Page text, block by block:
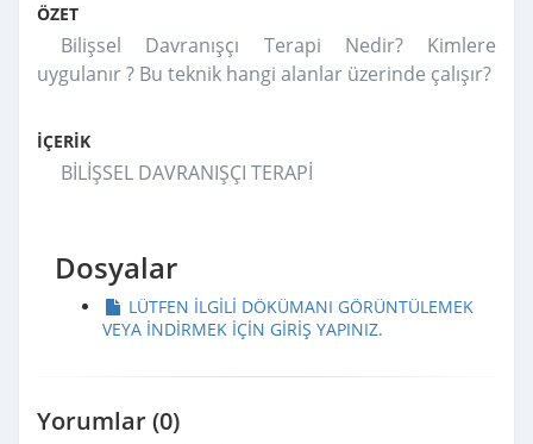
ÖZET
Bilişsel Davranışçı Terapi Nedir? Kimlere
uygulanır ? Bu teknik hangi alanlar üzerinde çalışır?
İÇERİK
BİLİŞSEL DAVRANIŞÇI TERAPİ
Dosyalar
LÜTFEN ILGILI DÖKÜMANI GÖRÜNTÜLEMEK
VEYA INDIRMEK IÇIN GIRIŞ YAPINIZ.
Yorumlar (0)